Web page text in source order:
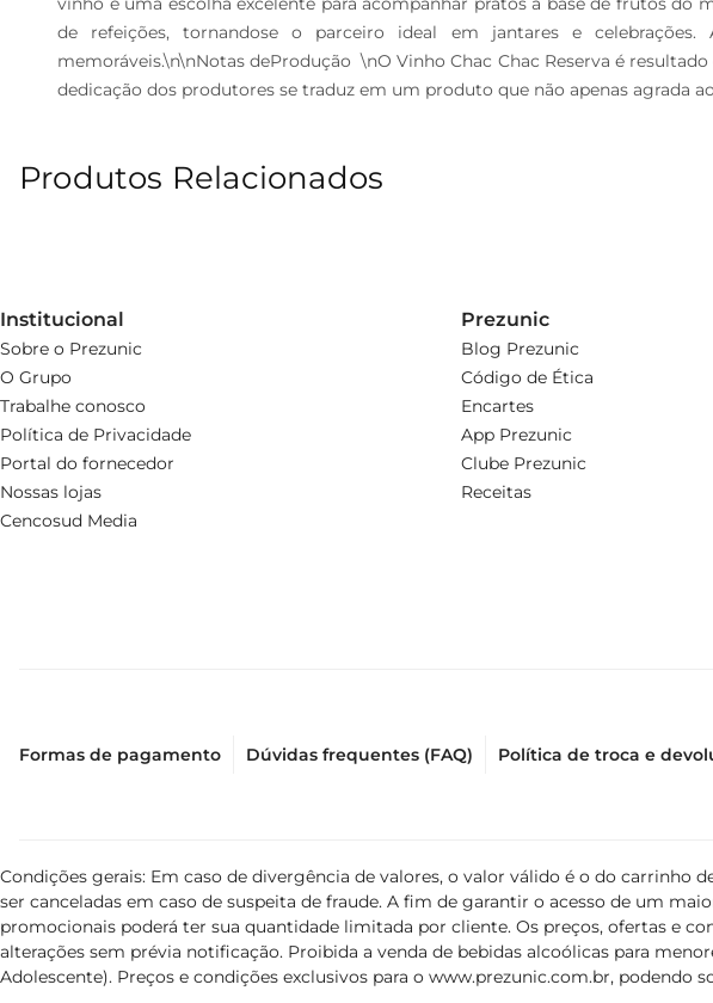
de refeições, tornandose o parceiro ideal em jantares e
memoráveis.\n\nNotas deProdução  \nO Vinho Chac Chac Reserva é
dedicação dos produtores se traduz em um produto que não apenas agrada
Produtos Relacionados
Institucional
Sobre o Prezunic
O Grupo
Trabalhe conosco
Política de Privacidade
Portal do fornecedor
Nossas lojas
Cencosud Media
Prezunic
Blog Prezunic
Código de Ética
Encartes
App Prezunic
Clube Prezunic
Receitas
Formas de pagamento Dúvidas frequentes (FAQ) Política de troca e
Condições gerais: Em caso de divergência de valores, o valor válido é o do
ser canceladas em caso de suspeita de fraude. A fim de garantir o acesso de um
promocionais poderá ter sua quantidade limitada por cliente. Os preços, ofertas e
alterações sem prévia notificação. Proibida a venda de bebidas alcoólicas para
Adolescente). Preços e condições exclusivos para o www.prezunic.com.br, podendo